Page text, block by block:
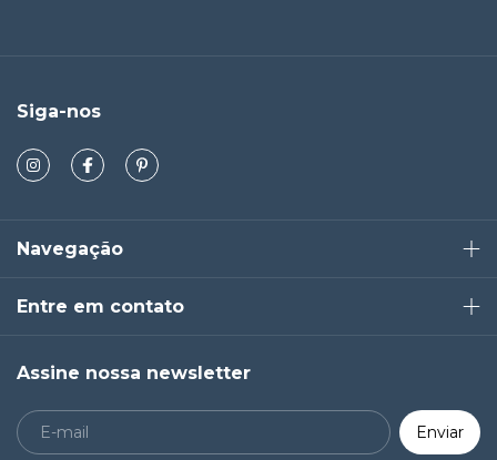
Siga-nos
Navegação
Entre em contato
Assine nossa newsletter